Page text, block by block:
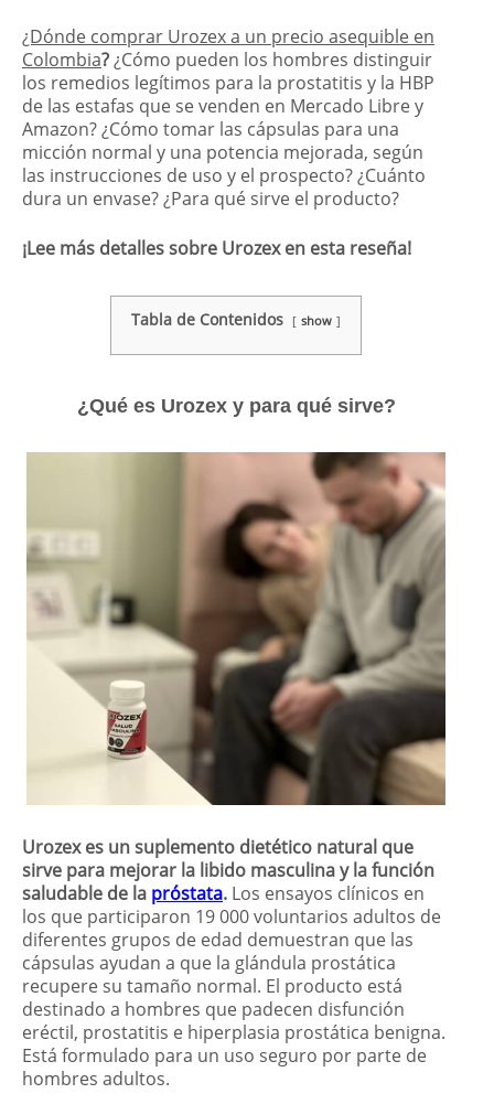
¿Dónde comprar Urozex a un precio asequible en
Colombia?¿Cómo pueden los hombres distinguir
los remedios legítimos para la prostatitis y la HBP
de las estafas que se venden en Mercado Libre y
Amazon? ¿Cómo tomar las cápsulas para una
micción normal y una potencia mejorada, según
las instrucciones de uso y el prospecto? ¿Cuánto
dura un envase? ¿Para qué sirve el producto?
¡Lee más detalles sobre Urozex en esta reseña!
Tabla de Contenidos show
¿Qué es Urozex y para qué sirve?
Urozex es un suplemento dietético natural que
sirve para mejorar la libido masculina y la función
saludable de la próstata. Los ensayos clínicos en
los que participaron 19 000 voluntarios adultos de
diferentes grupos de edad demuestran que las
cápsulas ayudan a que la glándula prostática
recupere su tamaño normal. El producto está
destinado a hombres que padecen disfunción
eréctil, prostatitis e hiperplasia prostática benigna.
Está formulado para un uso seguro por parte de
hombres adultos.